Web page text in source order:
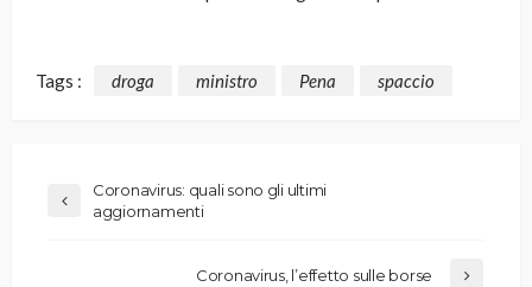
Tags : droga ministro Pena spaccio
Coronavirus: quali sono gli ultimi
aggiornamenti
Coronavirus, l’effetto sulle borse